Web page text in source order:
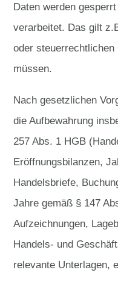
Daten werden
verarbeitet. Das gilt
oder steuerrechtlichen
müssen.
Nach gesetzlichen
die Aufbewahrung
257 Abs. 1 HGB
Eröffnungsbilanzen,
Handelsbriefe,
Jahre gemäß § 147
Aufzeichnungen,
Handels- und
relevante Unterlagen,